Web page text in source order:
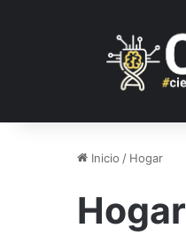
Inicio / Hogar
Hogar